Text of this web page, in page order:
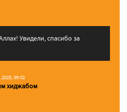
Увидели, спасибо за
09:02
хиджабом